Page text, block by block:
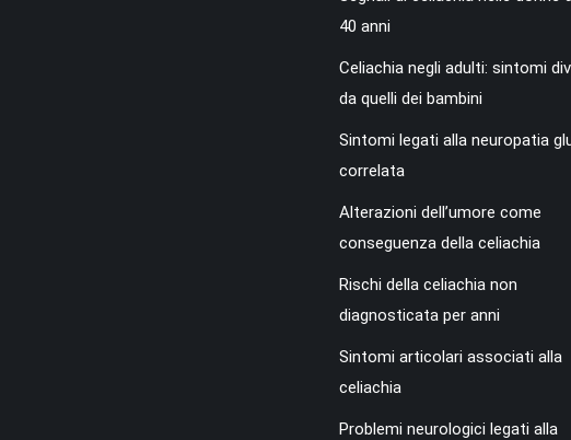
40 anni
Celiachia negli adulti: sintomi
da quelli dei bambini
Sintomi legati alla neuropatia
correlata
Alterazioni dell’umore come
conseguenza della celiachia
Rischi della celiachia non
diagnosticata per anni
Sintomi articolari associati alla
celiachia
Problemi neurologici legati alla